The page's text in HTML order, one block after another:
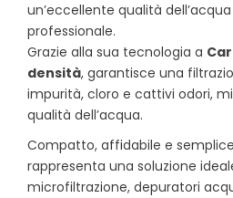
un’eccellente qualità
professionale.
Grazie alla sua tecnologia a
densità, garantisce una
impurità, cloro e cattivi odori,
qualità dell’acqua.
Compatto, affidabile e
rappresenta una soluzione
microfiltrazione, depuratori